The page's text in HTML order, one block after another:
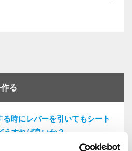
る
時にレバーを引いてもシート
すれば良いか？